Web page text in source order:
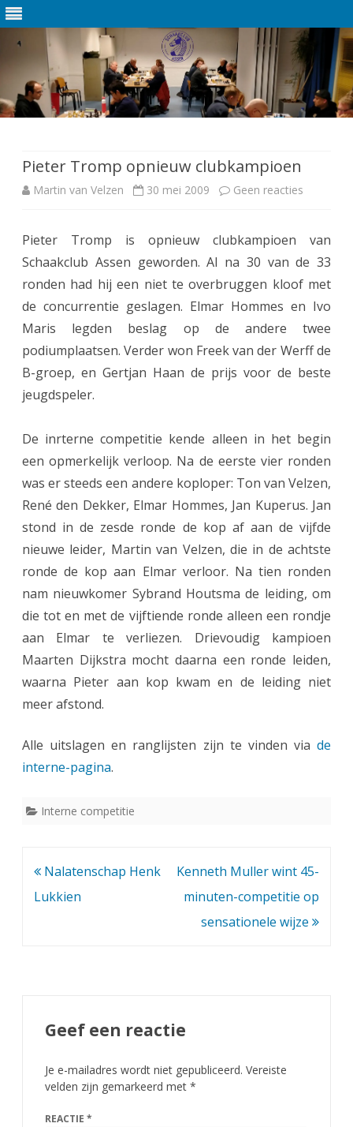
de
inhoud
Pieter Tromp opnieuw clubkampioen
Martin van Velzen 30 mei 2009 Geen reacties
e
t
e
r
o
p
o
p
n
e
u
c
a
m
Pieter Tromp is opnieuw clubkampioen van
Schaakclub Assen geworden. Al na 30 van de 33
ronden had hij een niet te overbruggen kloof met
de concurrentie geslagen. Elmar Hommes en Ivo
Maris legden beslag op de andere twee
podiumplaatsen. Verder won Freek van der Werff de
B-groep, en Gertjan Haan de prijs voor de beste
jeugdspeler.
De inrterne competitie kende alleen in het begin
een opmerkelijk verloop. Na de eerste vier ronden
was er steeds een andere koploper: Ton van Velzen,
René den Dekker, Elmar Hommes, Jan Kuperus. Jan
stond in de zesde ronde de kop af aan de vijfde
nieuwe leider, Martin van Velzen, die in de achtste
ronde de kop aan Elmar verloor. Na tien ronden
nam nieuwkomer Sybrand Houtsma de leiding, om
die tot en met de vijftiende ronde alleen een rondje
aan Elmar te verliezen. Drievoudig kampioen
Maarten Dijkstra mocht daarna een ronde leiden,
waarna Pieter aan kop kwam en de leiding niet
meer afstond.
Alle uitslagen en ranglijsten zijn te vinden via de
interne-pagina.
Interne competitie
Bericht
navigatie
Nalatenschap Henk
Lukkien
Kenneth Muller wint 45-
minuten-competitie op
sensationele wijze
Geef een reactie
Je e-mailadres wordt niet gepubliceerd. Vereiste
velden zijn gemarkeerd met *
REACTIE *